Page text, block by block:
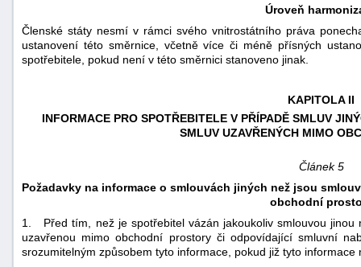
Úroveň
Členské státy nesmí v rámci svého vnitrostátního práva
ustanovení této směrnice, včetně více či méně přísných
spotřebitele, pokud není v této směrnici stanoveno jinak.
KAPITOLA II
INFORMACE PRO SPOTŘEBITELE V PŘÍPADĚ SMLUV
SMLUV UZAVŘENÝCH MIMO
Článek 5
Požadavky na informace o smlouvách jiných než jsou
obchodní
1. Před tím, než je spotřebitel vázán jakoukoliv smlouvou jinou
uzavřenou mimo obchodní prostory či odpovídající smluvní
srozumitelným způsobem tyto informace, pokud již tyto